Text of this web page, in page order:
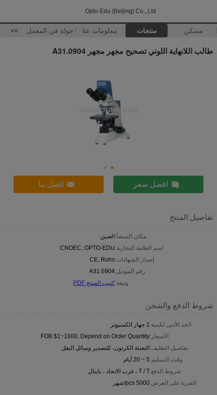
Opto-Edu (Beijing) Co., Ltd.
مسكن منتجات معلومات عنا جولة في المعمل >>
طالب اللانهاية اللوني تصحيح مجهر مجهر A31.0904
افضل سعر اتصل بنا
تفاصيل المنتج
مكان المنشأ:الصين
اسم العلامة التجارية:CNOEC, OPTO-EDU
إصدار الشهادات:CE, Rohs
رقم الموديل:A31.0904
وثيقة:كتيب المنتج PDF
شروط الدفع والشحن
الحد الأدنى لكمية:1 جهاز الكمبيوتر
الأسعار:FOB $1~1000, Depend on Order Quantity
تفاصيل التغليف:التعبئة الكرتون، للتصدير وسائل النقل
وقت التسليم:5 ~ 20 أيام
شروط الدفع:T / T ، غرب الاتحاد ، بايبال
القدرة على العرض:5000 pcs/شهر